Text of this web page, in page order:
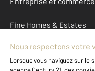
Fine Homes & Estates
À propos